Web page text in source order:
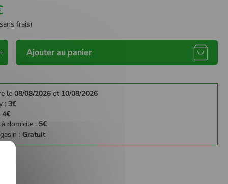
frais)
Ajouter au panier
le08/08/2026 et 10/08/2026
:3€
4€
domicile : 5€
: Gratuit